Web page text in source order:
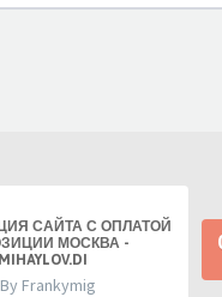
САЙТА С ОПЛАТОЙ
МОСКВА -
MIHAYLOV.DI
Frankymig